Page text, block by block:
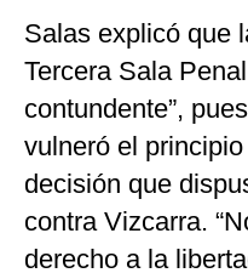
Salas explicó que
Tercera Sala
contundente”,
vulneró el
decisión que
contra Vizcarra.
derecho a la